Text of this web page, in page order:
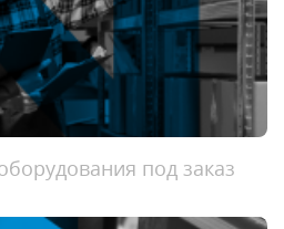
под заказ